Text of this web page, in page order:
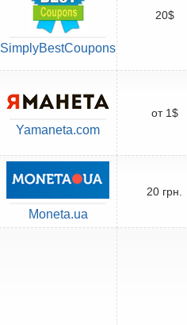
SimplyBestCoupons
20$
Yamaneta.com
от 1$
Moneta.ua
20 грн.